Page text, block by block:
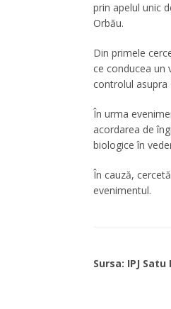
prin apelul unic
Orbău.
Din primele
ce conducea un
controlul asupra
În urma
acordarea de
biologice în
În cauză,
evenimentul.
Sursa: IPJ Satu